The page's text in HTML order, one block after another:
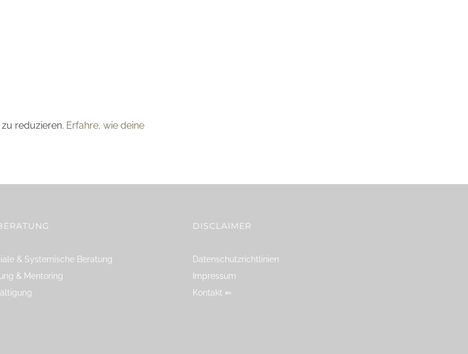
reduzieren. Erfahre, wie deine
& Systemische Beratung
& Mentoring
DISCLAIMER
Datenschutzrichtlinien
Impressum
Kontakt ⇐